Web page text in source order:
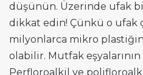
düşünün. Üzerinde ufak
dikkat edin! Çünkü o ufak
milyonlarca mikro
olabilir. Mutfak
Perfloroalkil ve